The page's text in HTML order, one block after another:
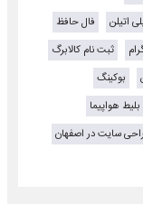
اتیلن
فال حافظ
ثبت نام کالابرگ
بوکینگ
بلیط هواپیما
سایت در اصفهان